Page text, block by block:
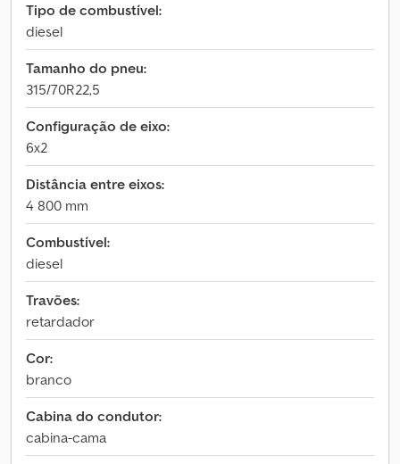
Tipo de combustível:
diesel
Tamanho do pneu:
315/70R22,5
Configuração de eixo:
6x2
Distância entre eixos:
4 800 mm
Combustível:
diesel
Travões:
retardador
Cor:
branco
Cabina do condutor:
cabina-cama